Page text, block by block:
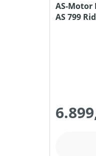
AS-Motor
AS 799